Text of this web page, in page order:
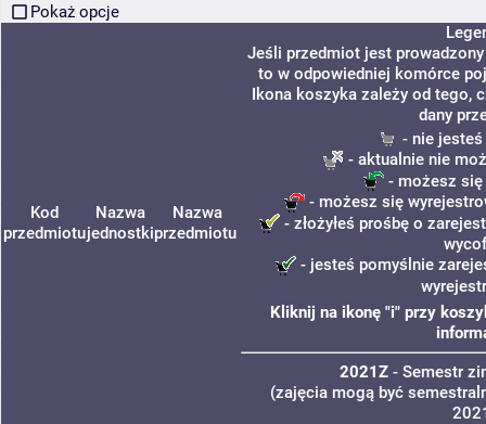
Pokaż opcje
Kod
przedmiotu
Nazwa
jednostki
Nazwa
przedmiotu
Jeśli przedmiot jest
to w odpowiedniej komórce
Ikona koszyka zależy od tego,
dany
- nie
- aktualnie nie
- możesz się
- możesz się
- złożyłeś prośbę o
- jesteś pomyślnie
Kliknij na ikonę "i" przy
2021Z - Semestr
(zajęcia mogą być